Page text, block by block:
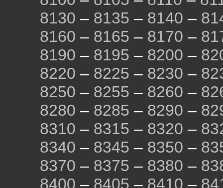
8130 – 8135 – 8140 –
8160 – 8165 – 8170 –
8190 – 8195 – 8200 –
8220 – 8225 – 8230 –
8250 – 8255 – 8260 –
8280 – 8285 – 8290 –
8310 – 8315 – 8320 –
8340 – 8345 – 8350 –
8370 – 8375 – 8380 –
8400 – 8405 – 8410 –